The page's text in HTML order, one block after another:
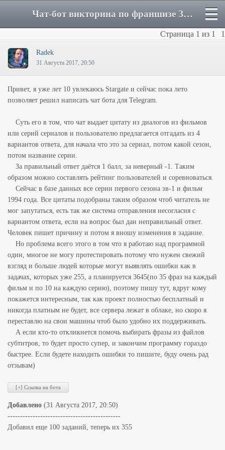
Чат-бот викторина по франшизе Звездных врат - Форум
Страница 1 из 1 1
Radek
31 Августа 2017, 20:50
Привет, я уже лет 10 увлекаюсь Stargate и сейчас пока лето
позволяет решил написать чат бота для Telegram.
Суть его в том, что чат выдает цитату из диалогов из фильмов
или серий сериалов и пользователю предлагается отгадать из 4
вариантов ответа, для начала что это за сериал, потом какой сезон,
потом название серии.
За правильный ответ даётся 1 балл, за неверный -1. Таким
образом можно составлять рейтинг пользователей и соревноваться.
Сейчас в базе данных все серии первого сезона зв-1 и фильм
1994 года. Все цитаты подобраны таким образом чтоб читатель не
мог запутаться, есть так же система отправления несогласия с
вариантом ответа, если на вопрос был дан неправильный ответ.
Человек пишет причину и потом я вношу изменения в задание.
Но проблема всего этого в том что я работаю над программой
один, многое не могу протестировать потому что нужен свежий
взгляд и больше людей которые могут выявлять ошибки как в
задачах, которых уже 255, а планируется 3645(по 35 фраз на каждый
фильм и по 10 на каждую серию), поэтому пишу тут, вдруг кому
покажется интересным, так как проект полностью бесплатный и
никогда платным не будет, все сервера лежат в облаке, но скоро я
переставлю на свои машины чтоб было удобно их поддерживать.
А если кто-то откликнется помочь выбирать фразы из файлов
субтитров, то будет просто супер, и закончим программу гораздо
быстрее. Если будете находить ошибки то пишите, буду очень рад
отзывам)
Добавлено (31 Августа 2017, 20:50)
---------------------------------------------
Добавил еще 100 заданий, теперь их 355